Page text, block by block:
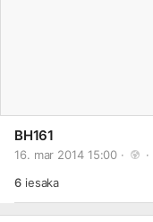
BH161
16. mar 2014 15:00 · ·
6iesaka